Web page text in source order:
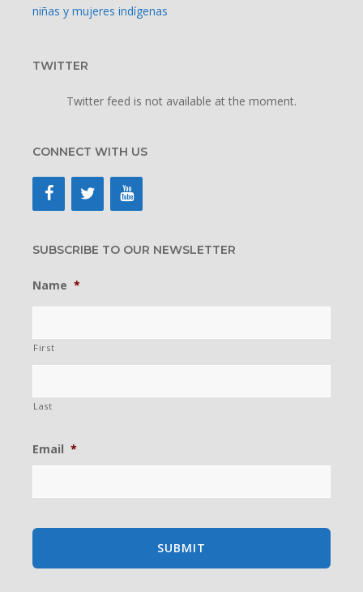
niñas y mujeres indígenas
TWITTER
Twitter feed is not available at the moment.
CONNECT WITH US
SUBSCRIBE TO OUR NEWSLETTER
Name *
First
Last
Email *